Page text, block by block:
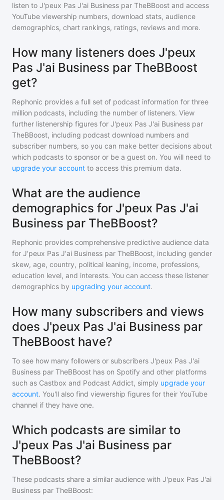
listen to J'peux Pas J'ai Business par TheBBoost and access
YouTube viewership numbers, download stats, audience
demographics, chart rankings, ratings, reviews and more.
How many listeners does J'peux
Pas J'ai Business par TheBBoost
get?
Rephonic provides a full set of podcast information for three
million podcasts, including the number of listeners. View
further listenership figures for J'peux Pas J'ai Business par
TheBBoost, including podcast download numbers and
subscriber numbers, so you can make better decisions about
which podcasts to sponsor or be a guest on. You will need to
upgrade your account to access this premium data.
What are the audience
demographics for J'peux Pas J'ai
Business par TheBBoost?
Rephonic provides comprehensive predictive audience data
for J'peux Pas J'ai Business par TheBBoost, including gender
skew, age, country, political leaning, income, professions,
education level, and interests. You can access these listener
demographics by upgrading your account.
How many subscribers and views
does J'peux Pas J'ai Business par
TheBBoost have?
To see how many followers or subscribers J'peux Pas J'ai
Business par TheBBoost has on Spotify and other platforms
such as Castbox and Podcast Addict, simply upgrade your
account. You'll also find viewership figures for their YouTube
channel if they have one.
Which podcasts are similar to
J'peux Pas J'ai Business par
TheBBoost?
These podcasts share a similar audience with J'peux Pas J'ai
Business par TheBBoost: